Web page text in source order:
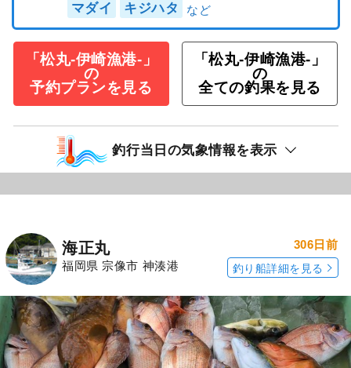
マダイ キジハタ
「松丸-伊崎漁港-」
の
予約プランを見る
「松丸-伊崎漁港-」
の
全ての釣果を見る
釣行当日の気象情報を表示
海正丸
福岡県 宗像市 神湊港
306日前
釣り船詳細を見る